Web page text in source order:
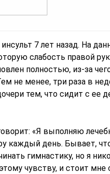
7 лет назад. На
слабость правой
полностью, из-за
не менее, три раза в
тем, что сидит с ее
«Я выполняю
каждый день. Бывает,
гимнастику, но я
чувству, и стоит мне